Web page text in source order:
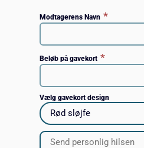
Modtagerens Navn *
Beløb på gavekort *
Vælg gavekort design